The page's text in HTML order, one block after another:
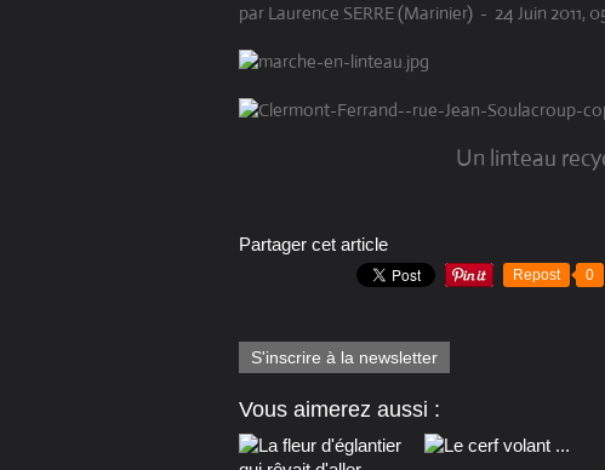
par Laurence SERRE (Marinier) - 24 Juin 2011,
Un linteau
Partager cet article
Repost 0
S'inscrire à la newsletter
Vous aimerez aussi :